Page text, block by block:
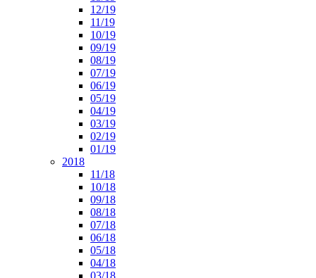
12/19
11/19
10/19
09/19
08/19
07/19
06/19
05/19
04/19
03/19
02/19
01/19
2018
11/18
10/18
09/18
08/18
07/18
06/18
05/18
04/18
03/18